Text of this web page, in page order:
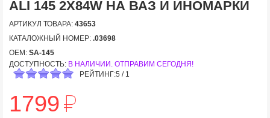
ALI 145 2Х84W НА ВАЗ И ИНОМАРКИ
АРТИКУЛ ТОВАРА: 43653
КАТАЛОЖНЫЙ НОМЕР: .03698
OEM: SA-145
ДОСТУПНОСТЬ: В НАЛИЧИИ. ОТПРАВИМ СЕГОДНЯ!
РЕЙТИНГ:5 / 1
1799й